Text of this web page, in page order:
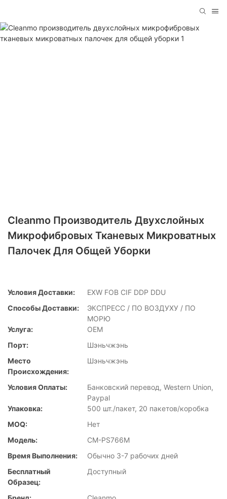
Cleanmo Производитель Двухслойных
Микрофибровых Тканевых Микроватных
Палочек Для Общей Уборки
Условия Доставки:
EXW FOB CIF DDP DDU
Способы Доставки:
ЭКСПРЕСС / ПО ВОЗДУХУ / ПО
МОРЮ
Услуга:
OEM
Порт:
Шэньчжэнь
Место
Происхождения:
Шэньчжэнь
Условия Оплаты:
Банковский перевод, Western Union,
Paypal
Упаковка:
500 шт./пакет, 20 пакетов/коробка
MOQ:
Нет
Модель:
CM-PS766M
Время Выполнения:
Обычно 3-7 рабочих дней
Бесплатный
Образец:
Доступный